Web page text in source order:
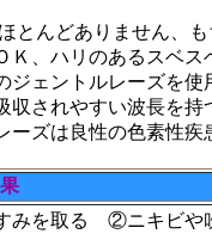
んどありません、も
Ｋ、ハリのあるスベス
ジェントルレーズを
収されやすい波長を
ーズは良性の色素性
みを取る ②ニキビ